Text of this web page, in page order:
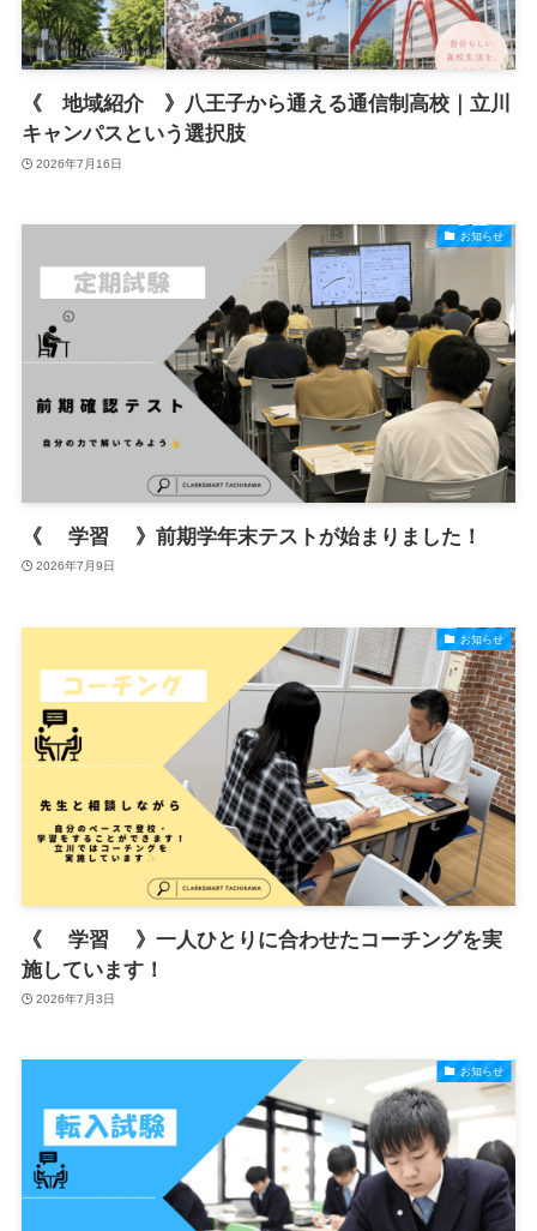
《 地域紹介 》八王子から通える通信制高校｜立川
キャンパスという選択肢
2026年7月16日
お知らせ
《 学習 》前期学年末テストが始まりました！
2026年7月9日
お知らせ
《 学習 》一人ひとりに合わせたコーチングを実
施しています！
2026年7月3日
お知らせ